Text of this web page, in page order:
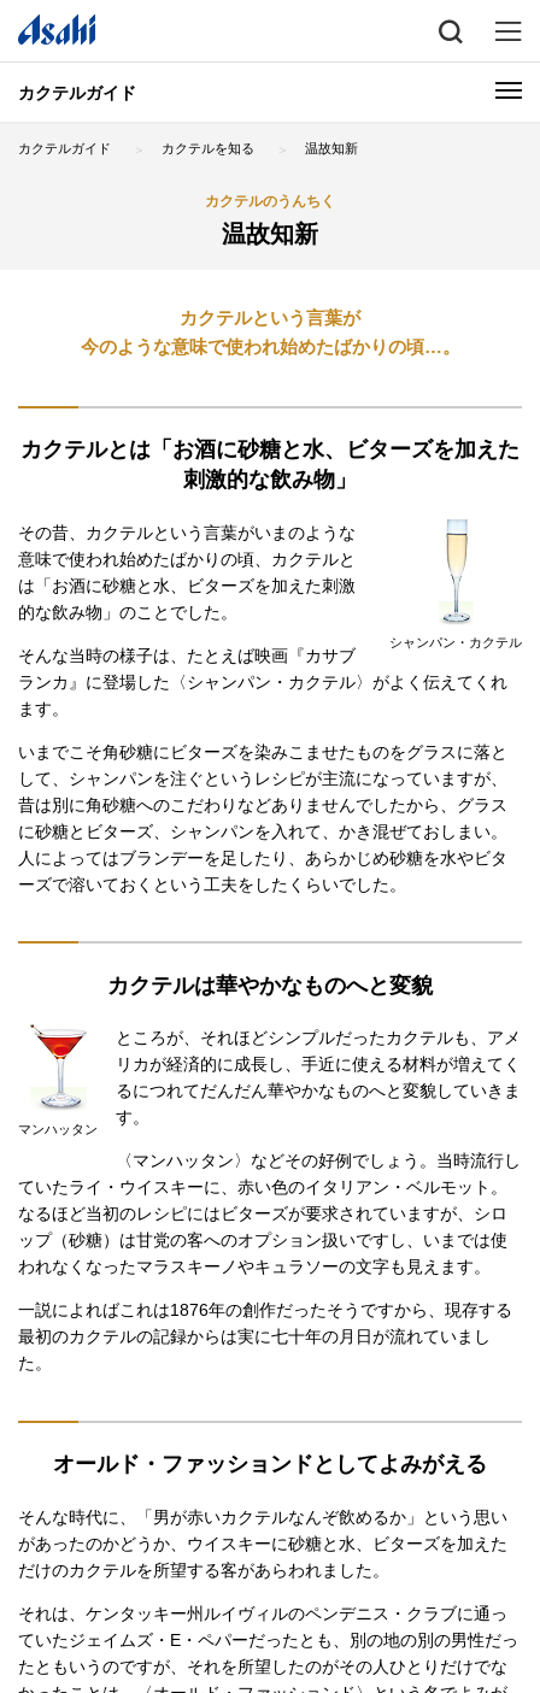
カクテルガイド
カクテルガイド カクテルを知る 温故知新
カクテルのうんちく
温故知新
カクテルという言葉が
今のような意味で使われ始めたばかりの頃…。
カクテルとは「お酒に砂糖と水、ビターズを加えた
刺激的な飲み物」
シャンパン・カクテル
その昔、カクテルという言葉がいまのような
意味で使われ始めたばかりの頃、カクテルと
は「お酒に砂糖と水、ビターズを加えた刺激
的な飲み物」のことでした。
そんな当時の様子は、たとえば映画『カサブ
ランカ』に登場した〈シャンパン・カクテル〉がよく伝えてくれ
ます。
いまでこそ角砂糖にビターズを染みこませたものをグラスに落と
して、シャンパンを注ぐというレシピが主流になっていますが、
昔は別に角砂糖へのこだわりなどありませんでしたから、グラス
に砂糖とビターズ、シャンパンを入れて、かき混ぜておしまい。
人によってはブランデーを足したり、あらかじめ砂糖を水やビタ
ーズで溶いておくという工夫をしたくらいでした。
カクテルは華やかなものへと変貌
マンハッタン
ところが、それほどシンプルだったカクテルも、アメ
リカが経済的に成長し、手近に使える材料が増えてく
るにつれてだんだん華やかなものへと変貌していきま
す。
〈マンハッタン〉などその好例でしょう。当時流行し
ていたライ・ウイスキーに、赤い色のイタリアン・ベルモット。
なるほど当初のレシピにはビターズが要求されていますが、シロ
ップ（砂糖）は甘党の客へのオプション扱いですし、いまでは使
われなくなったマラスキーノやキュラソーの文字も見えます。
一説によればこれは1876年の創作だったそうですから、現存する
最初のカクテルの記録からは実に七十年の月日が流れていまし
た。
オールド・ファッションドとしてよみがえる
そんな時代に、「男が赤いカクテルなんぞ飲めるか」という思い
があったのかどうか、ウイスキーに砂糖と水、ビターズを加えた
だけのカクテルを所望する客があらわれました。
それは、ケンタッキー州ルイヴィルのペンデニス・クラブに通っ
ていたジェイムズ・E・ペパーだったとも、別の地の別の男性だっ
たともいうのですが、それを所望したのがその人ひとりだけでな